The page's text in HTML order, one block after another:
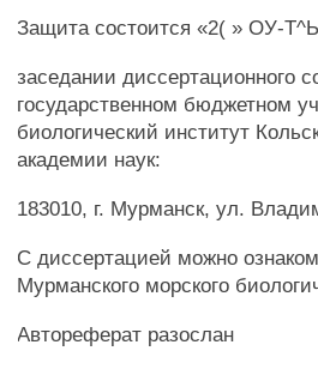
Защита состоится «2( » ОУ-
заседании диссертационного
государственном бюджетном
биологический институт
академии наук:
183010, г. Мурманск, ул.
С диссертацией можно
Мурманского морского
Автореферат разослан